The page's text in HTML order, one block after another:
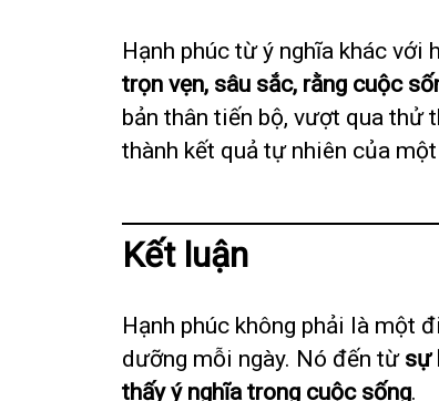
Hạnh phúc từ ý nghĩa khác
trọn vẹn, sâu sắc, rằng cuộc
bản thân tiến bộ, vượt qua thử
thành kết quả tự nhiên của
Kết luận
Hạnh phúc không phải là một
dưỡng mỗi ngày. Nó đến từ sự
thấy ý nghĩa trong cuộc sống.